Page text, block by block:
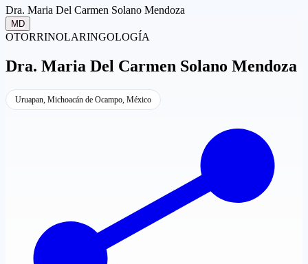
Dra. Maria Del Carmen Solano Mendoza
MD
OTORRINOLARINGOLOGÍA
Dra. Maria Del Carmen Solano Mendoza
Uruapan, Michoacán de Ocampo, México